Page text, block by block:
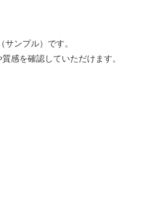
ンプル）です。
感を確認していただけます。